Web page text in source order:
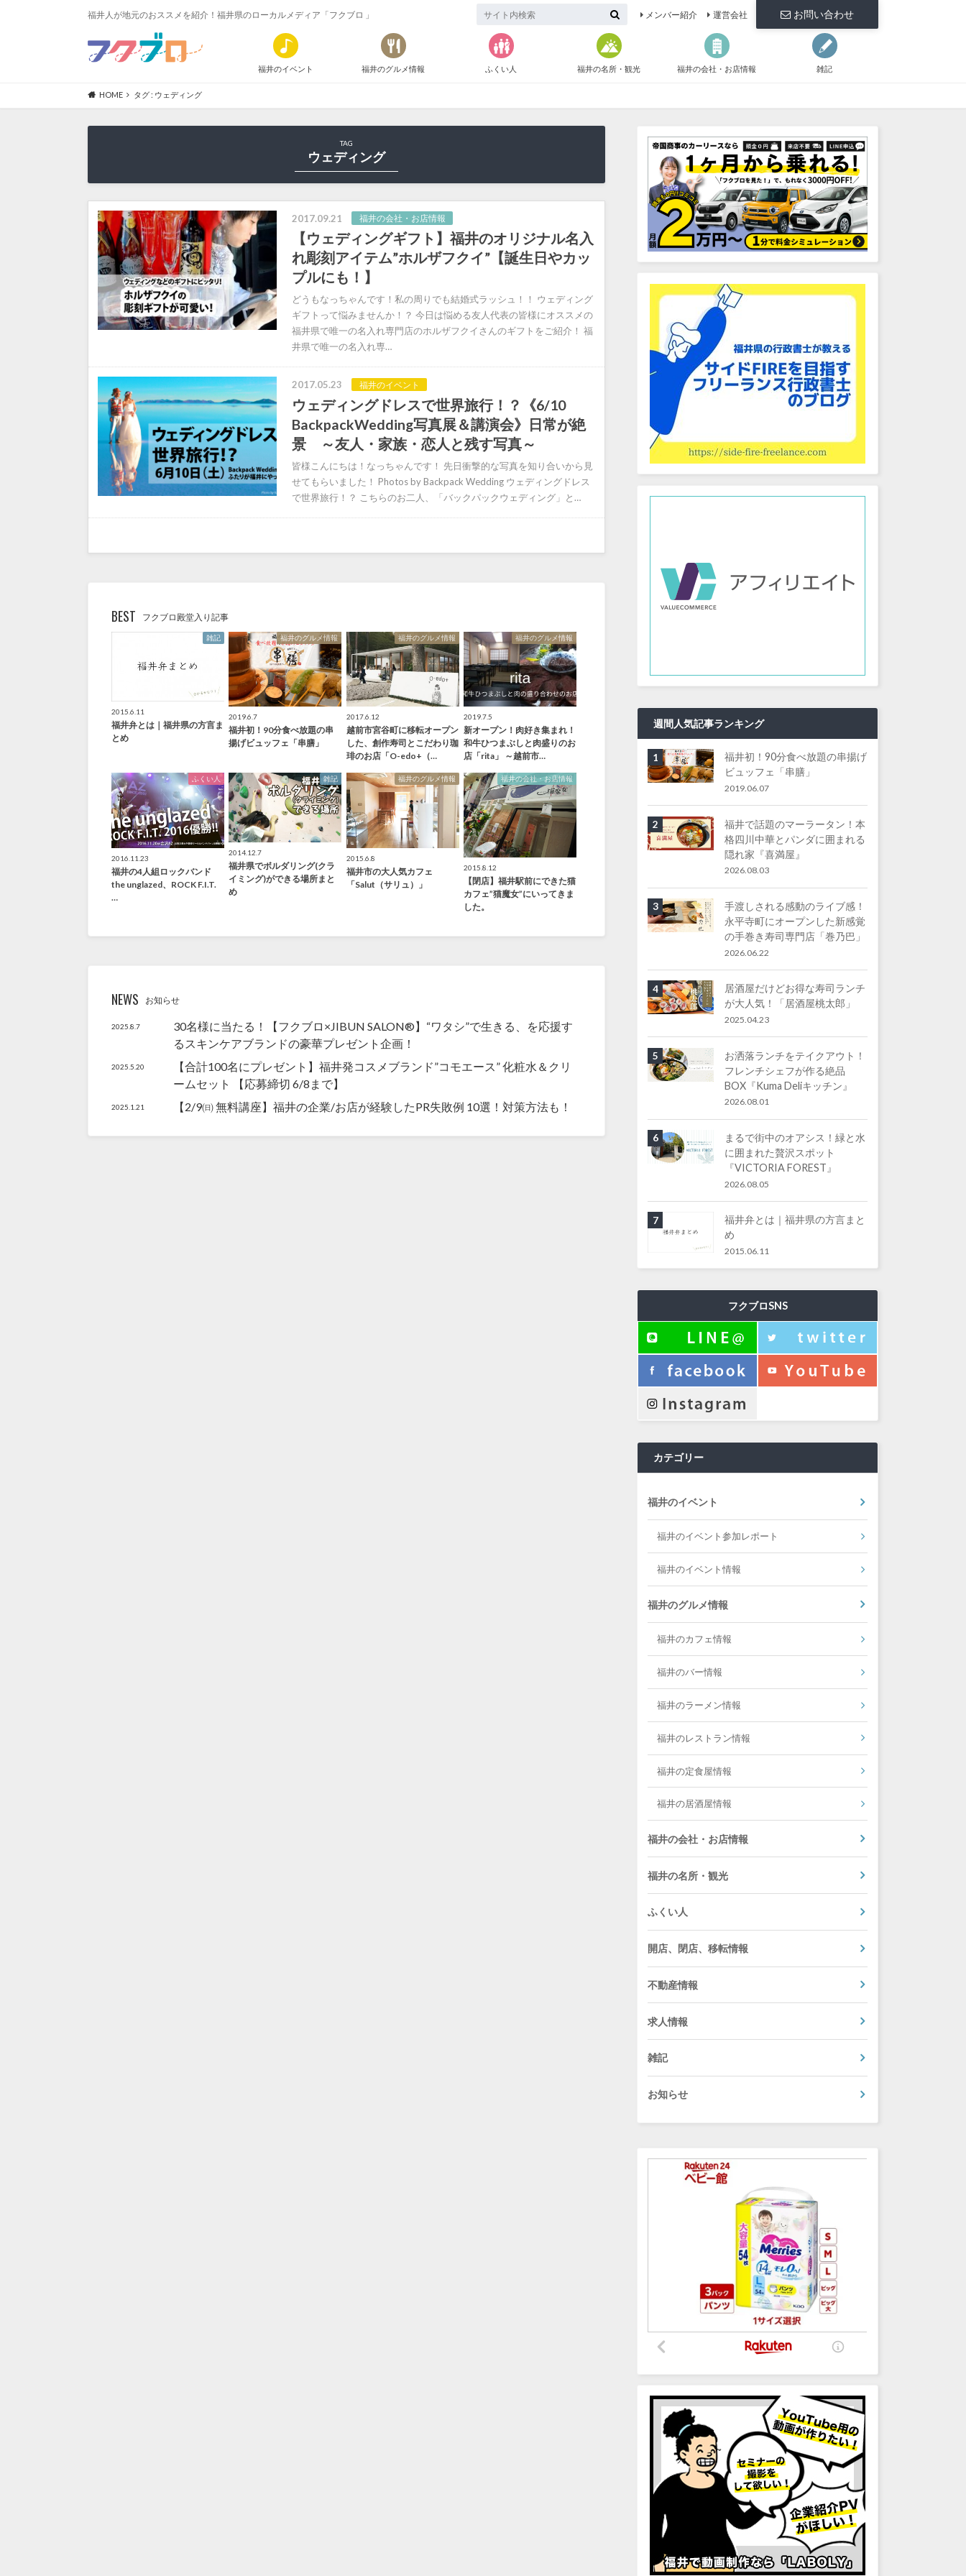
福井人が地元のおススメを紹介！福井県のローカルメディア「フクブロ 」 お問い合わせ
メンバー紹介 運営会社
福井のイベント 福井のグルメ情報 ふくい人 福井の名所・観光 福井の会社・お店情報 雑記
HOME タグ : ウェディング
TAG
ウェディング
2017.09.21 福井の会社・お店情報
【ウェディングギフト】福井のオリジナル名入
れ彫刻アイテム”ホルザフクイ”【誕生日やカッ
プルにも！】
どうもなっちゃんです！私の周りでも結婚式ラッシュ！！ ウェディング
ギフトって悩みませんか！？ 今日は悩める友人代表の皆様にオススメの
福井県で唯一の名入れ専門店のホルザフクイさんのギフトをご紹介！ 福
井県で唯一の名入れ専…
2017.05.23 福井のイベント
ウェディングドレスで世界旅行！？《6/10
BackpackWedding写真展＆講演会》日常が絶
景 ～友人・家族・恋人と残す写真～
皆様こんにちは！なっちゃんです！ 先日衝撃的な写真を知り合いから見
せてもらいました！ Photos by Backpack Wedding ウェディングドレス
で世界旅行！？ こちらのお二人、「バックパックウェディング」と…
BEST フクブロ殿堂入り記事
雑記
2015.6.11
福井弁とは｜福井県の方言ま
とめ
福井のグルメ情報
2019.6.7
福井初！90分食べ放題の串
揚げビュッフェ「串膳」
福井のグルメ情報
2017.6.12
越前市宮谷町に移転オープン
した、創作寿司とこだわり珈
琲のお店「O-edo+（…
福井のグルメ情報
2019.7.5
新オープン！肉好き集まれ！
和牛ひつまぶしと肉盛りのお
店「rita」 ～越前市…
ふくい人
2016.11.23
福井の4人組ロックバンド
the unglazed、ROCK F.I.T.
…
雑記
2014.12.7
福井県でボルダリング(クラ
イミング)ができる場所まと
め
福井のグルメ情報
2015.6.8
福井市の大人気カフェ
「Salut（サリュ）」
福井の会社・お店情報
2015.8.12
【閉店】福井駅前にできた猫
カフェ”猫魔女”にいってきま
した。
NEWS お知らせ
2025.8.7
30名様に当たる！【フクブロ×JIBUN SALON®】“ワタシ”で生きる、を応援す
るスキンケアブランドの豪華プレゼント企画！
2025.5.20
【合計100名にプレゼント】福井発コスメブランド”コモエース” 化粧水＆クリ
ームセット 【応募締切 6/8まで】
2025.1.21 【2/9㈰ 無料講座】福井の企業/お店が経験したPR失敗例 10選！対策方法も！
週間人気記事ランキング
1
福井初！90分食べ放題の串揚げ
ビュッフェ「串膳」
2019.06.07
2
福井で話題のマーラータン！本
格四川中華とパンダに囲まれる
隠れ家『喜満屋』
2026.08.03
3
手渡しされる感動のライブ感！
永平寺町にオープンした新感覚
の手巻き寿司専門店「巻乃巴」
2026.06.22
4
居酒屋だけどお得な寿司ランチ
が大人気！「居酒屋桃太郎」
2025.04.23
5
お洒落ランチをテイクアウト！
フレンチシェフが作る絶品
BOX『Kuma Deliキッチン』
2026.08.01
6
まるで街中のオアシス！緑と水
に囲まれた贅沢スポット
『VICTORIA FOREST』
2026.08.05
7
福井弁とは｜福井県の方言まと
め
2015.06.11
フクブロSNS
カテゴリー
福井のイベント
福井のイベント参加レポート
福井のイベント情報
福井のグルメ情報
福井のカフェ情報
福井のバー情報
福井のラーメン情報
福井のレストラン情報
福井の定食屋情報
福井の居酒屋情報
福井の会社・お店情報
福井の名所・観光
ふくい人
開店、閉店、移転情報
不動産情報
求人情報
雑記
お知らせ